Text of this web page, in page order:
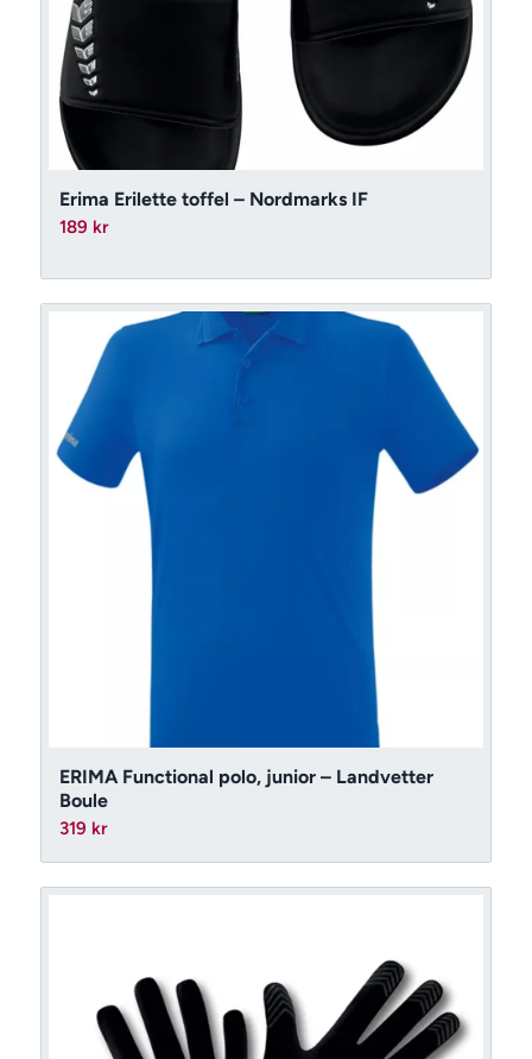
Erima Erilette toffel – Nordmarks IF
189 kr
ERIMA Functional polo, junior – Landvetter
Boule
319 kr